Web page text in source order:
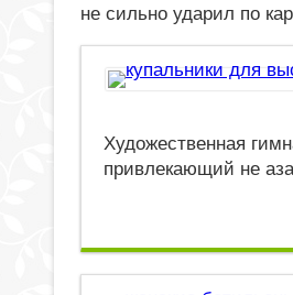
не сильно ударил по
Художественная
привлекающий не